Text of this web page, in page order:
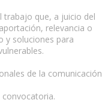
trabajo que, a juicio del
relevancia o
y soluciones para
de la comunicación